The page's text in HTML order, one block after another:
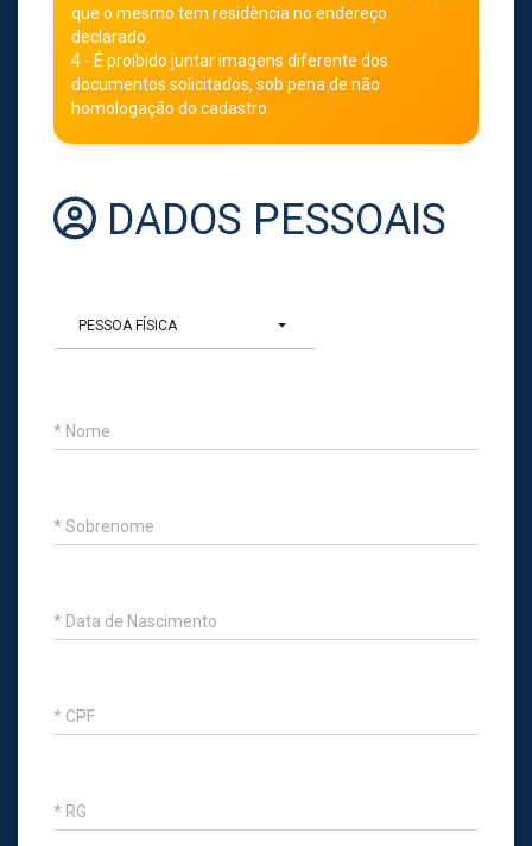
que o mesmo tem residência no endereço
declarado.
4 - É proibido juntar imagens diferente dos
documentos solicitados, sob pena de não
homologação do cadastro.
DADOS PESSOAIS
PESSOA FÍSICA
* Nome
* Sobrenome
* Data de Nascimento
* CPF
* RG